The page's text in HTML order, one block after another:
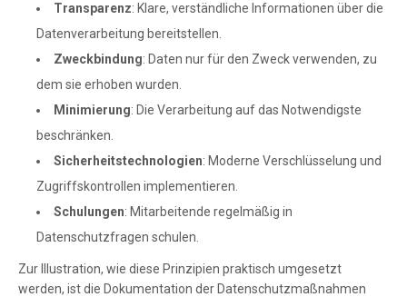
Transparenz: Klare, verständliche Informationen über die
Datenverarbeitung bereitstellen.
Zweckbindung: Daten nur für den Zweck verwenden, zu
dem sie erhoben wurden.
Minimierung: Die Verarbeitung auf das Notwendigste
beschränken.
Sicherheitstechnologien: Moderne Verschlüsselung und
Zugriffskontrollen implementieren.
Schulungen: Mitarbeitende regelmäßig in
Datenschutzfragen schulen.
Zur Illustration, wie diese Prinzipien praktisch umgesetzt
werden, ist die Dokumentation der Datenschutzmaßnahmen